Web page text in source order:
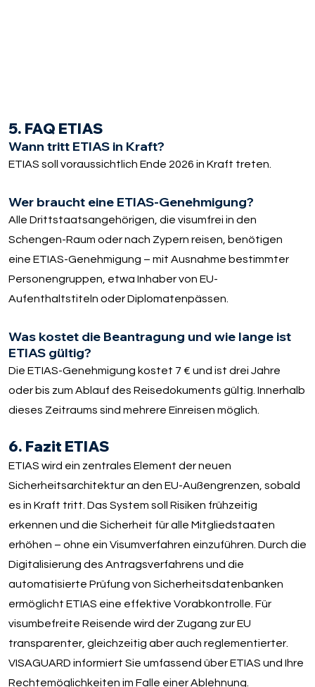
5. FAQ ETIAS
Wann tritt ETIAS in Kraft?
ETIAS soll voraussichtlich Ende 2026 in Kraft treten.
Wer braucht eine ETIAS-Genehmigung?
Alle Drittstaatsangehörigen, die visumfrei in den
Schengen-Raum oder nach Zypern reisen, benötigen
eine ETIAS-Genehmigung – mit Ausnahme bestimmter
Personengruppen, etwa Inhaber von EU-
Aufenthaltstiteln oder Diplomatenpässen.
Was kostet die Beantragung und wie lange ist
ETIAS gültig?
Die ETIAS-Genehmigung kostet 7 € und ist drei Jahre
oder bis zum Ablauf des Reisedokuments gültig. Innerhalb
dieses Zeitraums sind mehrere Einreisen möglich.
6. Fazit ETIAS
ETIAS wird ein zentrales Element der neuen
Sicherheitsarchitektur an den EU-Außengrenzen, sobald
es in Kraft tritt. Das System soll Risiken frühzeitig
erkennen und die Sicherheit für alle Mitgliedstaaten
erhöhen – ohne ein Visumverfahren einzuführen. Durch die
Digitalisierung des Antragsverfahrens und die
automatisierte Prüfung von Sicherheitsdatenbanken
ermöglicht ETIAS eine effektive Vorabkontrolle. Für
visumbefreite Reisende wird der Zugang zur EU
transparenter, gleichzeitig aber auch reglementierter.
VISAGUARD informiert Sie umfassend über ETIAS und Ihre
Rechtemöglichkeiten im Falle einer Ablehnung.